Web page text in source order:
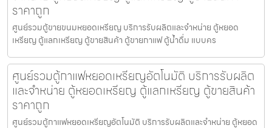
ราคาถูก
ศูนย์รวมตู้ขายขนมหยอดเหรียญ​ บริการรับผลิตและจำหน่าย ตู้หยอด
เหรียญ ตู้แลกเหรียญ ตู้ขายสินค้า ตู้ขายกาแฟ ตู้น้ำดื่ม แบบคร
ศูนย์รวมตู้กาแฟหยอดเหรียญ​อัตโนมัติ บริการรับผลิต
และจำหน่าย ตู้หยอดเหรียญ ตู้แลกเหรียญ ตู้ขายสินค้า
ราคาถูก
ศูนย์รวมตู้กาแฟหยอดเหรียญ​อัตโนมัติ บริการรับผลิตและจำหน่าย ตู้หยอด